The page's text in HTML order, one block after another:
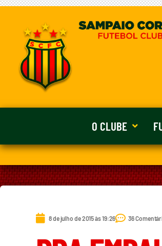
O CLUBE
8 de julho de 2015 às 19:26 36